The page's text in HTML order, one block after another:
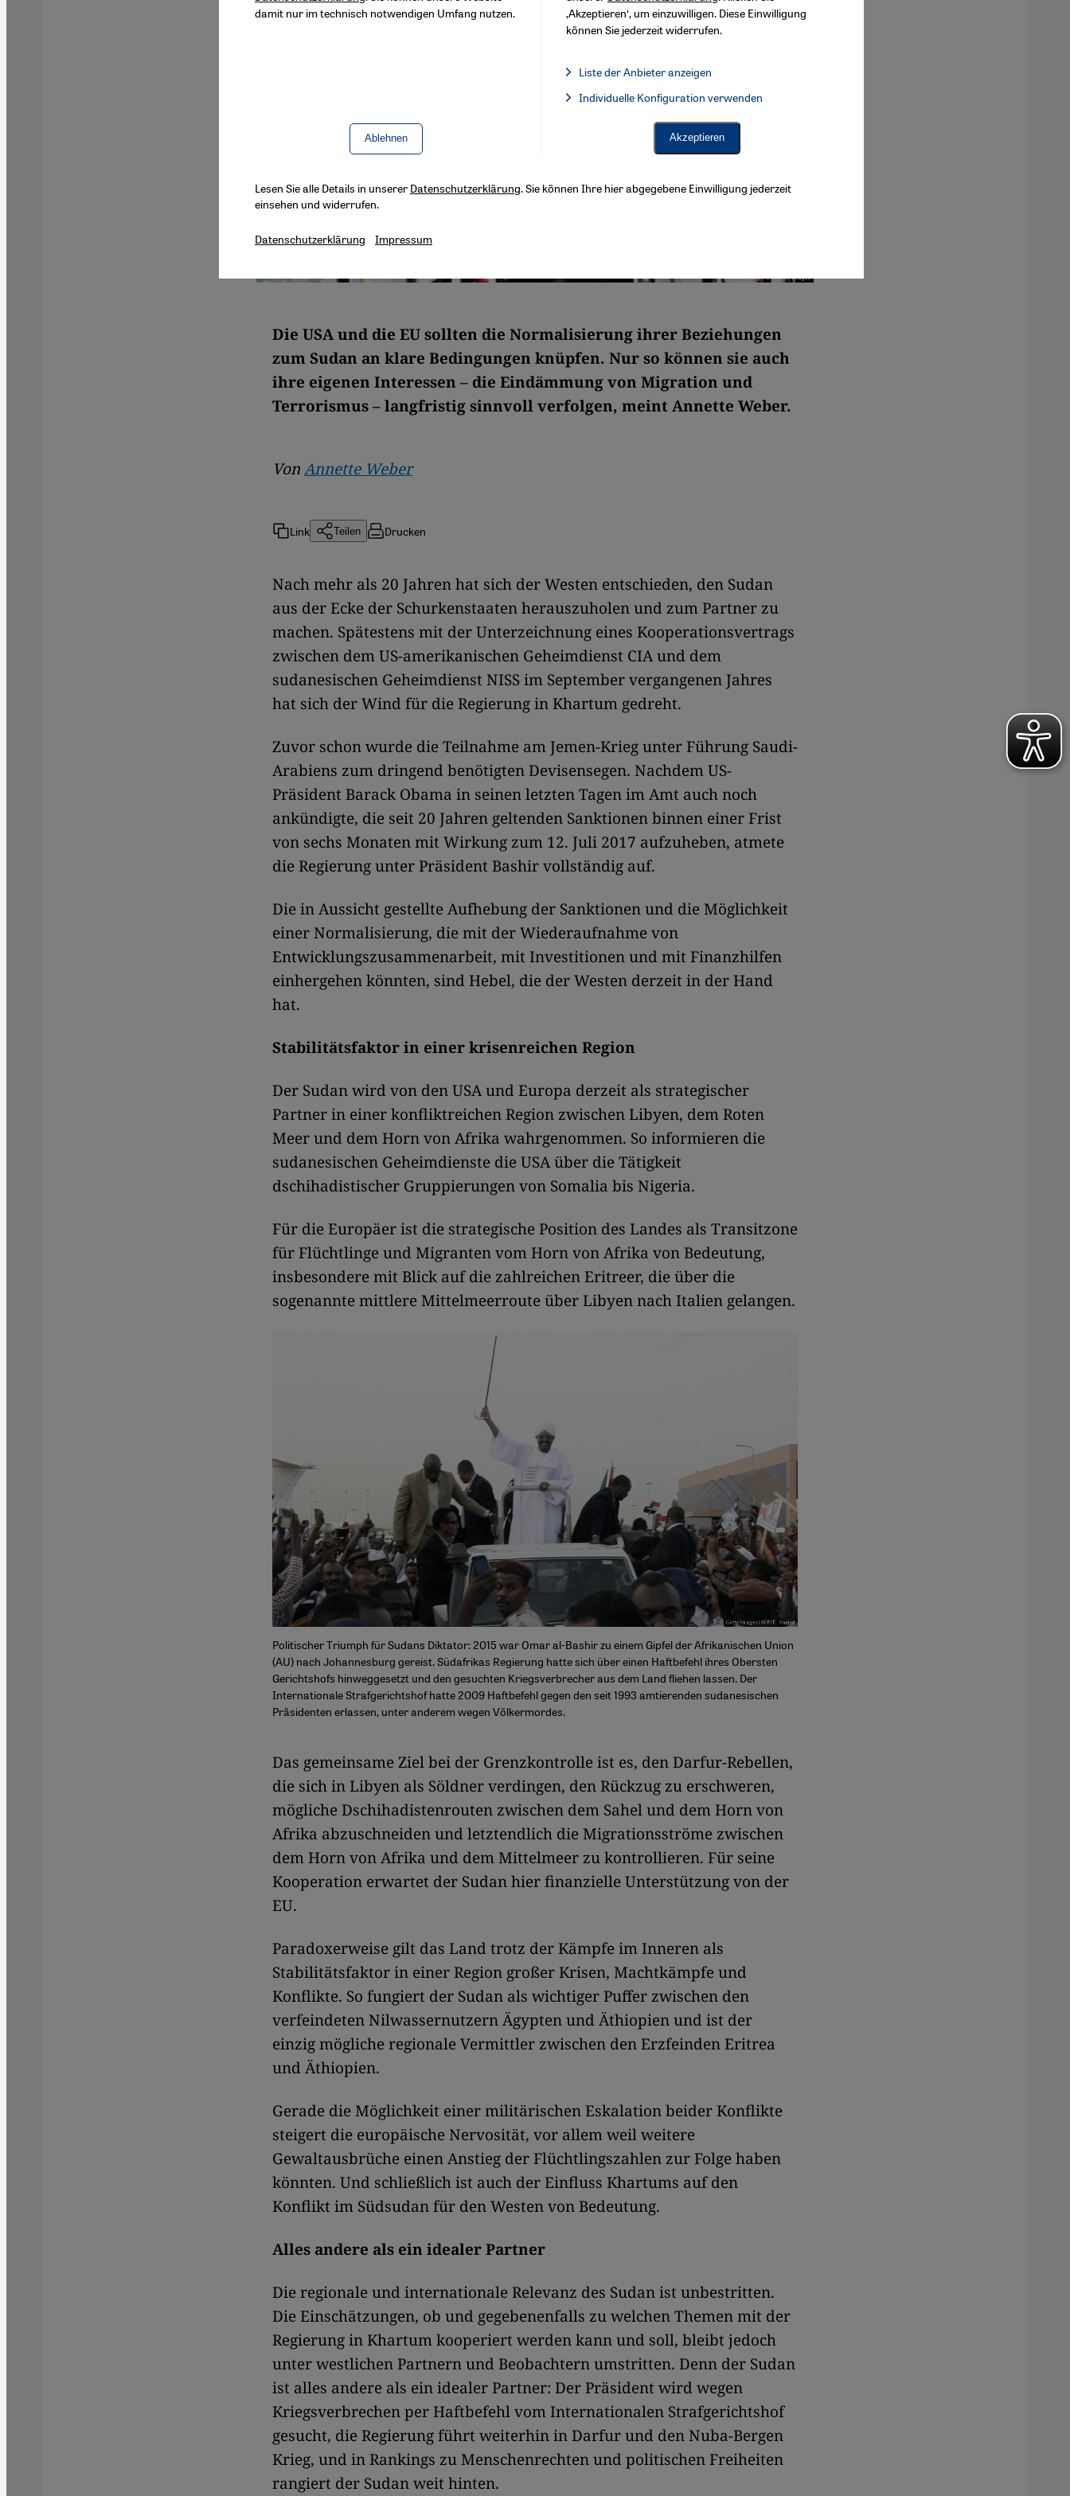
Die USA und die EU sollten die Normalisierung ihrer Beziehungen
zum Sudan an klare Bedingungen knüpfen. Nur so können sie auch
ihre eigenen Interessen – die Eindämmung von Migration und
Terrorismus – langfristig sinnvoll verfolgen, meint Annette Weber.
VonAnnette Weber
Link Teilen Drucken
Nach mehr als 20 Jahren hat sich der Westen entschieden, den Sudan
aus der Ecke der Schurkenstaaten herauszuholen und zum Partner zu
machen. Spätestens mit der Unterzeichnung eines Kooperationsvertrags
zwischen dem US-amerikanischen Geheimdienst CIA und dem
sudanesischen Geheimdienst NISS im September vergangenen Jahres
hat sich der Wind für die Regierung in Khartum gedreht.
Zuvor schon wurde die Teilnahme am Jemen-Krieg unter Führung Saudi-
Arabiens zum dringend benötigten Devisensegen. Nachdem US-
Präsident Barack Obama in seinen letzten Tagen im Amt auch noch
ankündigte, die seit 20 Jahren geltenden Sanktionen binnen einer Frist
von sechs Monaten mit Wirkung zum 12. Juli 2017 aufzuheben, atmete
die Regierung unter Präsident Bashir vollständig auf.
Die in Aussicht gestellte Aufhebung der Sanktionen und die Möglichkeit
einer Normalisierung, die mit der Wiederaufnahme von
Entwicklungszusammenarbeit, mit Investitionen und mit Finanzhilfen
einhergehen könnten, sind Hebel, die der Westen derzeit in der Hand
hat.
Stabilitätsfaktor in einer krisenreichen Region
Der Sudan wird von den USA und Europa derzeit als strategischer
Partner in einer konfliktreichen Region zwischen Libyen, dem Roten
Meer und dem Horn von Afrika wahrgenommen. So informieren die
sudanesischen Geheimdienste die USA über die Tätigkeit
dschihadistischer Gruppierungen von Somalia bis Nigeria.
Für die Europäer ist die strategische Position des Landes als Transitzone
für Flüchtlinge und Migranten vom Horn von Afrika von Bedeutung,
insbesondere mit Blick auf die zahlreichen Eritreer, die über die
sogenannte mittlere Mittelmeerroute über Libyen nach Italien gelangen.
Politischer Triumph für Sudans Diktator: 2015 war Omar al-Bashir zu einem Gipfel der Afrikanischen Union
(AU) nach Johannesburg gereist. Südafrikas Regierung hatte sich über einen Haftbefehl ihres Obersten
Gerichtshofs hinweggesetzt und den gesuchten Kriegsverbrecher aus dem Land fliehen lassen. Der
Internationale Strafgerichtshof hatte 2009 Haftbefehl gegen den seit 1993 amtierenden sudanesischen
Präsidenten erlassen, unter anderem wegen Völkermordes.
Das gemeinsame Ziel bei der Grenzkontrolle ist es, den Darfur-Rebellen,
die sich in Libyen als Söldner verdingen, den Rückzug zu erschweren,
mögliche Dschihadistenrouten zwischen dem Sahel und dem Horn von
Afrika abzuschneiden und letztendlich die Migrationsströme zwischen
dem Horn von Afrika und dem Mittelmeer zu kontrollieren. Für seine
Kooperation erwartet der Sudan hier finanzielle Unterstützung von der
EU.
Paradoxerweise gilt das Land trotz der Kämpfe im Inneren als
Stabilitätsfaktor in einer Region großer Krisen, Machtkämpfe und
Konflikte. So fungiert der Sudan als wichtiger Puffer zwischen den
verfeindeten Nilwassernutzern Ägypten und Äthiopien und ist der
einzig mögliche regionale Vermittler zwischen den Erzfeinden Eritrea
und Äthiopien.
Gerade die Möglichkeit einer militärischen Eskalation beider Konflikte
steigert die europäische Nervosität, vor allem weil weitere
Gewaltausbrüche einen Anstieg der Flüchtlingszahlen zur Folge haben
könnten. Und schließlich ist auch der Einfluss Khartums auf den
Konflikt im Südsudan für den Westen von Bedeutung.
Alles andere als ein idealer Partner
Die regionale und internationale Relevanz des Sudan ist unbestritten.
Die Einschätzungen, ob und gegebenenfalls zu welchen Themen mit der
Regierung in Khartum kooperiert werden kann und soll, bleibt jedoch
unter westlichen Partnern und Beobachtern umstritten. Denn der Sudan
ist alles andere als ein idealer Partner: Der Präsident wird wegen
Kriegsverbrechen per Haftbefehl vom Internationalen Strafgerichtshof
gesucht, die Regierung führt weiterhin in Darfur und den Nuba-Bergen
Krieg, und in Rankings zu Menschenrechten und politischen Freiheiten
rangiert der Sudan weit hinten.
damit nur im technisch notwendigen Umfang nutzen.
Ablehnen
‚Akzeptieren‘, um einzuwilligen. Diese Einwilligung
können Sie jederzeit widerrufen.
Liste der Anbieter anzeigen
Facebook Embed / Facebook Connect, Google Maps Embed, Google Tag Manager, Instagram Embed,
Individuelle Konfiguration verwenden
Akzeptieren
Lesen Sie alle Details in unserer Datenschutzerklärung. Sie können Ihre hier abgegebene Einwilligung jederzeit
einsehen und widerrufen.
Datenschutzerklärung Impressum